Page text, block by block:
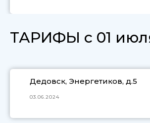
ТАРИФЫ с 01
Дедовск, Энергетиков, д.5
03.06.2024